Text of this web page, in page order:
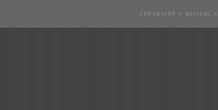
COPYRIGHT © DIGITAL